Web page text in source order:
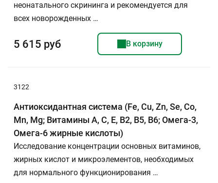
неонатального скрининга и рекомендуется для
всех новорожденных …
5 615 руб В корзину
3122
Антиоксидантная система (Fe, Cu, Zn, Se, Co,
Mn, Mg; Витамины A, C, E, B2, B5, B6; Омега-3,
Омега-6 жирные кислоты)
Исследование концентрации основных витаминов,
жирных кислот и микроэлементов, необходимых
для нормального функционирования …